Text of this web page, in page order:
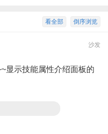
倒序浏览
看全部
沙发
显示技能属性介绍面板的